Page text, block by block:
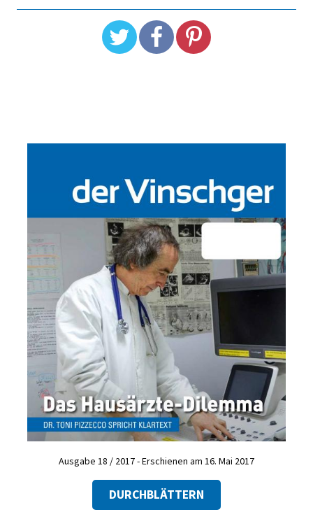
Ausgabe 18 / 2017 - Erschienen am 16. Mai 2017
DURCHBLÄTTERN